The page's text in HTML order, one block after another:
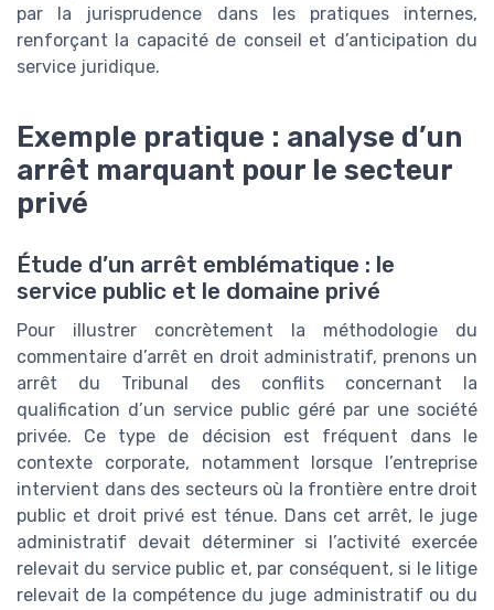
par la jurisprudence dans les pratiques internes,
renforçant la capacité de conseil et d’anticipation du
service juridique.
Exemple pratique : analyse d’un
arrêt marquant pour le secteur
privé
Étude d’un arrêt emblématique : le
service public et le domaine privé
Pour illustrer concrètement la méthodologie du
commentaire d’arrêt en droit administratif, prenons un
arrêt du Tribunal des conflits concernant la
qualification d’un service public géré par une société
privée. Ce type de décision est fréquent dans le
contexte corporate, notamment lorsque l’entreprise
intervient dans des secteurs où la frontière entre droit
public et droit privé est ténue. Dans cet arrêt, le juge
administratif devait déterminer si l’activité exercée
relevait du service public et, par conséquent, si le litige
relevait de la compétence du juge administratif ou du